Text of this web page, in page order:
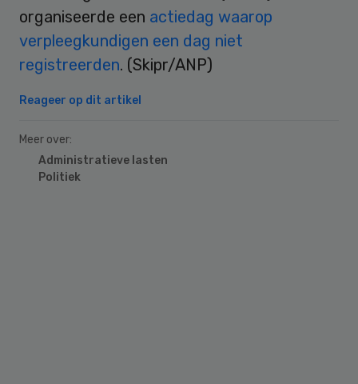
organiseerde een actiedag waarop
verpleegkundigen een dag niet
registreerden. (Skipr/ANP)
Reageer op dit artikel
Meer over:
Administratieve lasten
Politiek